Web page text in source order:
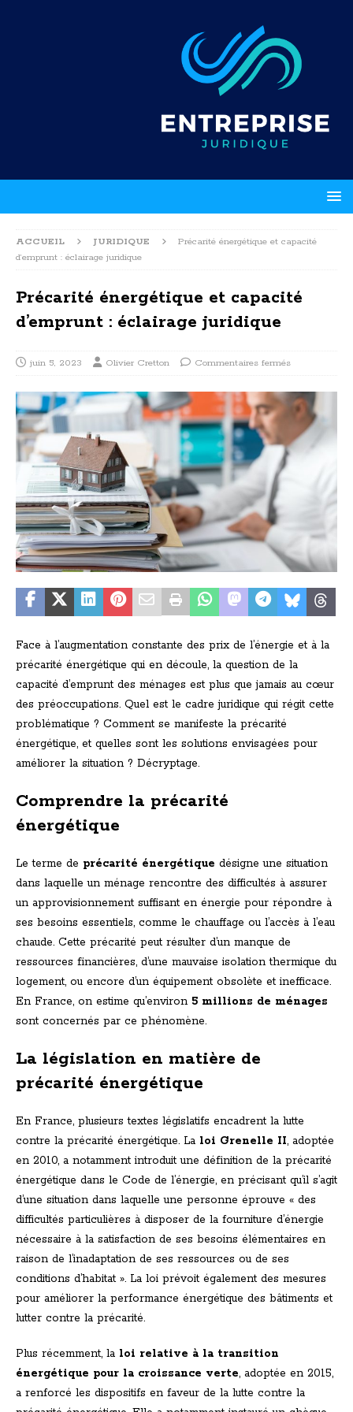
ACCUEIL JURIDIQUE
Précarité énergétique et capacité
d’emprunt : éclairage juridique
Précarité énergétique et capacité
d’emprunt : éclairage juridique
juin 5, 2023 Olivier Cretton Commentaires fermés
Face à l’augmentation constante des prix de l’énergie et à la
précarité énergétique qui en découle, la question de la
capacité d’emprunt des ménages est plus que jamais au cœur
des préoccupations. Quel est le cadre juridique qui régit cette
problématique ? Comment se manifeste la précarité
énergétique, et quelles sont les solutions envisagées pour
améliorer la situation ? Décryptage.
Comprendre la précarité
énergétique
Le terme de précarité énergétique désigne une situation
dans laquelle un ménage rencontre des difficultés à assurer
un approvisionnement suffisant en énergie pour répondre à
ses besoins essentiels, comme le chauffage ou l’accès à l’eau
chaude. Cette précarité peut résulter d’un manque de
ressources financières, d’une mauvaise isolation thermique du
logement, ou encore d’un équipement obsolète et inefficace.
En France, on estime qu’environ 5 millions de ménages
sont concernés par ce phénomène.
La législation en matière de
précarité énergétique
En France, plusieurs textes législatifs encadrent la lutte
contre la précarité énergétique. La loi Grenelle II, adoptée
en 2010, a notamment introduit une définition de la précarité
énergétique dans le Code de l’énergie, en précisant qu’il s’agit
d’une situation dans laquelle une personne éprouve « des
difficultés particulières à disposer de la fourniture d’énergie
nécessaire à la satisfaction de ses besoins élémentaires en
raison de l’inadaptation de ses ressources ou de ses
conditions d’habitat ». La loi prévoit également des mesures
pour améliorer la performance énergétique des bâtiments et
lutter contre la précarité.
Plus récemment, la loi relative à la transition
énergétique pour la croissance verte, adoptée en 2015,
a renforcé les dispositifs en faveur de la lutte contre la